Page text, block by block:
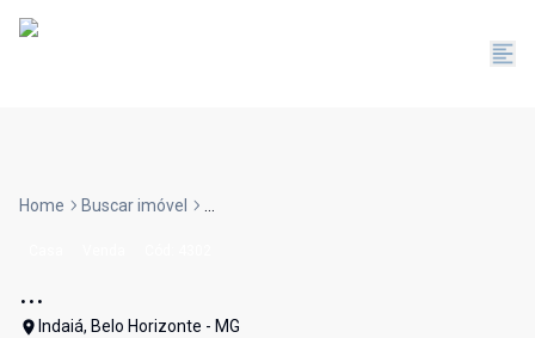
Home Buscar imóvel ...
...
Indaiá, Belo Horizonte - MG